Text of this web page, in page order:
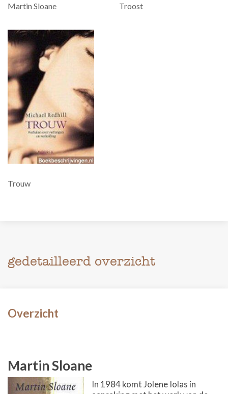
Martin Sloane Troost
Trouw
gedetailleerd overzicht
Overzicht
Martin Sloane
In 1984 komt Jolene Iolas in